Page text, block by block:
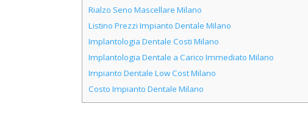
Rialzo Seno Mascellare Milano
Listino Prezzi Impianto Dentale Milano
Implantologia Dentale Costi Milano
Implantologia Dentale a Carico Immediato Milano
Impianto Dentale Low Cost Milano
Costo Impianto Dentale Milano